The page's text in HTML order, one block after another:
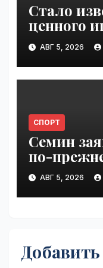
Стало
ценного
VseTime.ru
АВГ 5, 2026
СПОРТ
Семин
по-
основным
VseTime.ru
АВГ 5, 2026